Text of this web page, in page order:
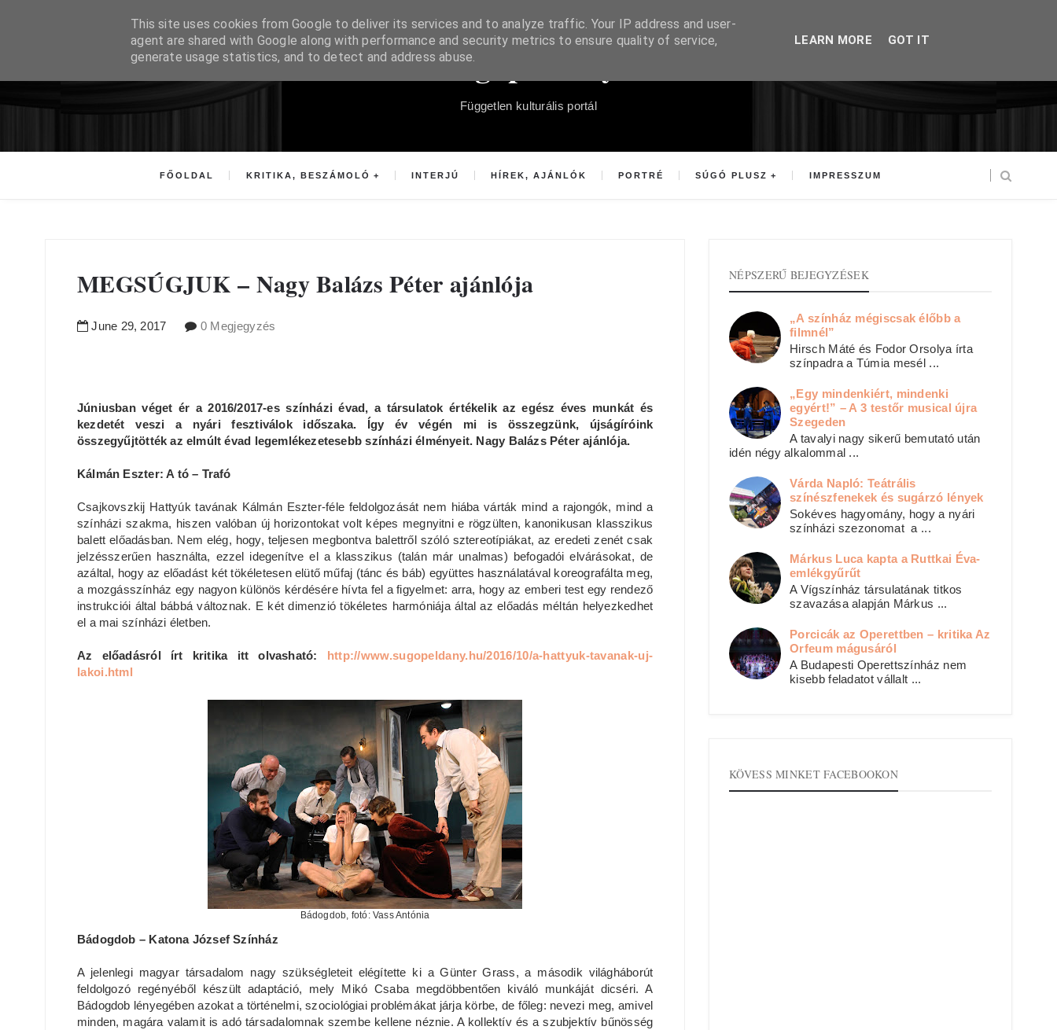
Súgópéldány
Független kulturális portál
FŐOLDAL KRITIKA, BESZÁMOLÓ INTERJÚ HÍREK, AJÁNLÓK PORTRÉ SÚGÓ PLUSZ IMPRESSZUM
MEGSÚGJUK – Nagy Balázs Péter ajánlója
June 29, 2017 0 Megjegyzés
Júniusban véget ér a 2016/2017-es színházi évad, a társulatok értékelik az egész éves munkát és
kezdetét veszi a nyári fesztiválok időszaka. Így év végén mi is összegzünk, újságíróink
összegyűjtötték az elmúlt évad legemlékezetesebb színházi élményeit. Nagy Balázs Péter ajánlója.
Kálmán Eszter: A tó – Trafó
Csajkovszkij Hattyúk tavának Kálmán Eszter-féle feldolgozását nem hiába várták mind a rajongók, mind a
színházi szakma, hiszen valóban új horizontokat volt képes megnyitni e rögzülten, kanonikusan klasszikus
balett előadásban. Nem elég, hogy, teljesen megbontva balettről szóló sztereotípiákat, az eredeti zenét csak
jelzésszerűen használta, ezzel idegenítve el a klasszikus (talán már unalmas) befogadói elvárásokat, de
azáltal, hogy az előadást két tökéletesen elütő műfaj (tánc és báb) együttes használatával koreografálta meg,
a mozgásszínház egy nagyon különös kérdésére hívta fel a figyelmet: arra, hogy az emberi test egy rendező
instrukciói által bábbá változnak. E két dimenzió tökéletes harmóniája által az előadás méltán helyezkedhet
el a mai színházi életben.
Az előadásról írt kritika itt olvasható: http://www.sugopeldany.hu/2016/10/a-hattyuk-tavanak-uj-
lakoi.html
Bádogdob, fotó: Vass Antónia
Bádogdob – Katona József Színház
A jelenlegi magyar társadalom nagy szükségleteit elégítette ki a Günter Grass, a második világháborút
feldolgozó regényéből készült adaptáció, mely Mikó Csaba megdöbbentően kiváló munkáját dicséri. A
Bádogdob lényegében azokat a történelmi, szociológiai problémákat járja körbe, de főleg: nevezi meg, amivel
minden, magára valamit is adó társadalomnak szembe kellene néznie. A kollektív és a szubjektív bűnösség
NÉPSZERŰ BEJEGYZÉSEK
„A színház mégiscsak élőbb a
filmnél”
Hirsch Máté és Fodor Orsolya írta
színpadra a Túmia mesél ...
„Egy mindenkiért, mindenki
egyért!” – A 3 testőr musical újra
Szegeden
A tavalyi nagy sikerű bemutató után
idén négy alkalommal ...
Várda Napló: Teátrális
színészfenekek és sugárzó lények
Sokéves hagyomány, hogy a nyári
színházi szezonomat a ...
Márkus Luca kapta a Ruttkai Éva-
emlékgyűrűt
A Vígszínház társulatának titkos
szavazása alapján Márkus ...
Porcicák az Operettben – kritika Az
Orfeum mágusáról
A Budapesti Operettszínház nem
kisebb feladatot vállalt ...
KÖVESS MINKET FACEBOOKON
This site uses cookies from Google to deliver its services and to analyze traffic. Your IP address and user-
agent are shared with Google along with performance and security metrics to ensure quality of service,
generate usage statistics, and to detect and address abuse.
LEARN MORE GOT IT